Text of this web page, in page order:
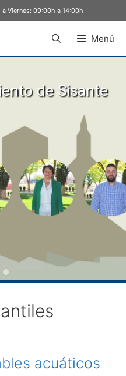
a Viernes: 09:00h a 14:00h
Menú
de Sisante
acuáticos